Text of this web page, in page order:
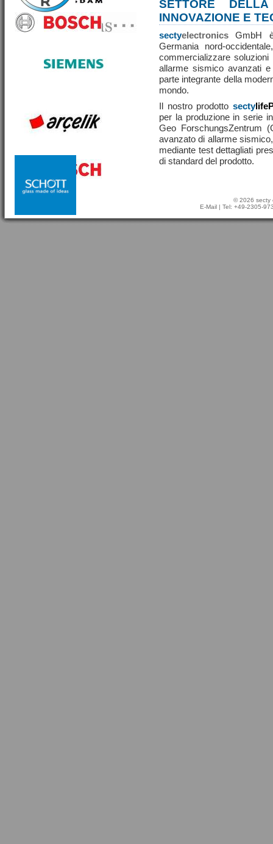
SETTORE
INNOVAZIONE E
sectyelectronics GmbH
Germania nord-
commercializzare
allarme sismico avanzati
parte integrante della
mondo.
Il nostro prodotto secty
per la produzione in serie
Geo ForschungsZentrum
avanzato di allarme
mediante test dettagliati
di standard del prodotto.
© 2026 secty
E-Mail | Tel: +49-2305-